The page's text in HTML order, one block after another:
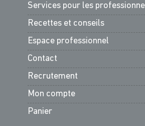
Services pour les
Recettes et conseils
Espace professionnel
Contact
Recrutement
Mon compte
Panier